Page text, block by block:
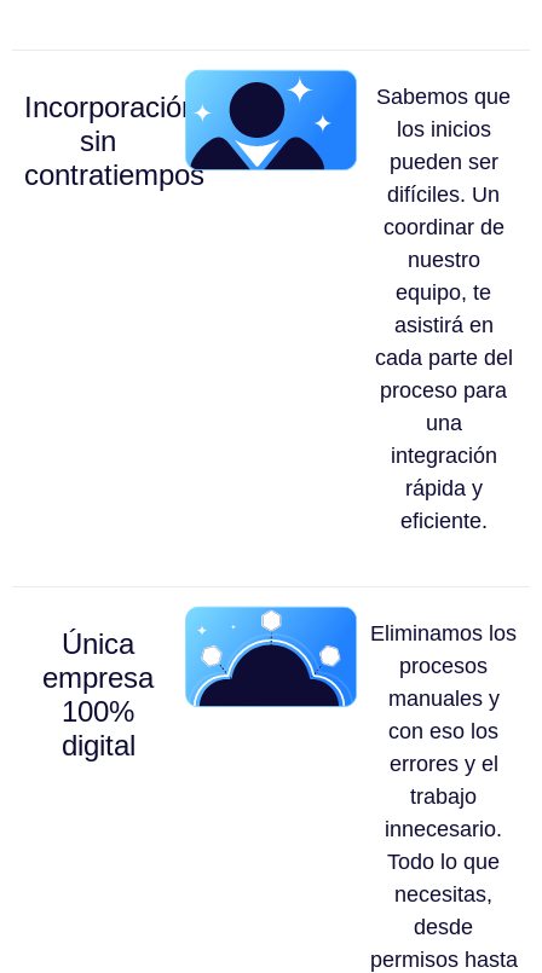
Incorporación
sin
contratiempos
Sabemos que
los inicios
pueden ser
difíciles. Un
coordinar de
nuestro
equipo, te
asistirá en
cada parte del
proceso para
una
integración
rápida y
eficiente.
Única
empresa
100%
digital
Eliminamos los
procesos
manuales y
con eso los
errores y el
trabajo
innecesario.
Todo lo que
necesitas,
desde
permisos hasta